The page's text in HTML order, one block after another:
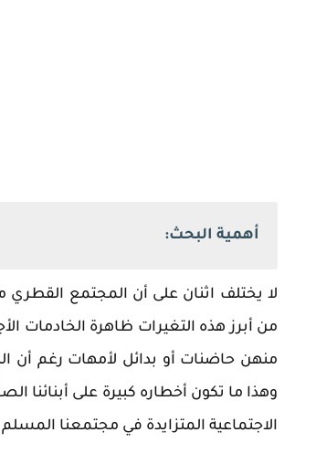
أهمية البحث:
لا يختلف اثنان على أن المجتمع القطري
من أبرز هذه التغيرات ظاهرة الخادمات
منهن حاضنات أو بدائل لأمهات رغم أن
وهذا ما تكون أخطاره كبيرة على أبنائنا
الاجتماعية المتزايدة في مجتمعنا